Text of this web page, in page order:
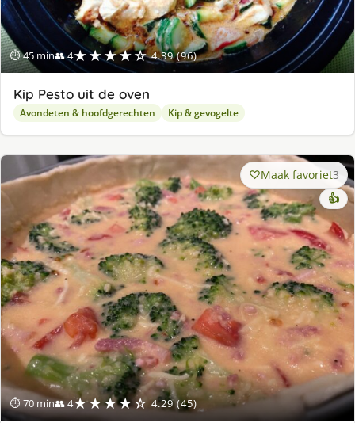
⏱ 45 min👥 4★★★★☆ 4.39 (96)
Kip Pesto uit de oven
Avondeten & hoofdgerechten Kip & gevogelte
⏱ 70 min👥 4★★★★☆ 4.29 (45)
Maak favoriet3
👍